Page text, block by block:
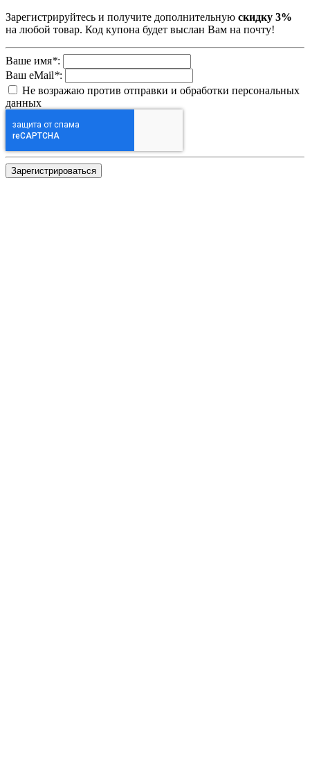
Зарегистрируйтесь и получите дополнительную скидку 3%
на любой товар. Код купона будет выслан Вам на почту!
Ваше имя*:
Ваш eMail*:
Не возражаю против отправки и обработки персональных
данных